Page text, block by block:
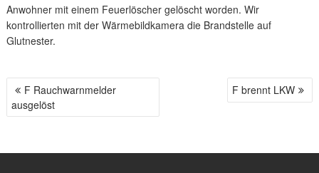
Anwohner mit einem Feuerlöscher gelöscht worden. Wir
kontrollierten mit der Wärmebildkamera die Brandstelle auf
Glutnester.
B
E
F Rauchwarnmelder
ausgelöst
F brennt LKW